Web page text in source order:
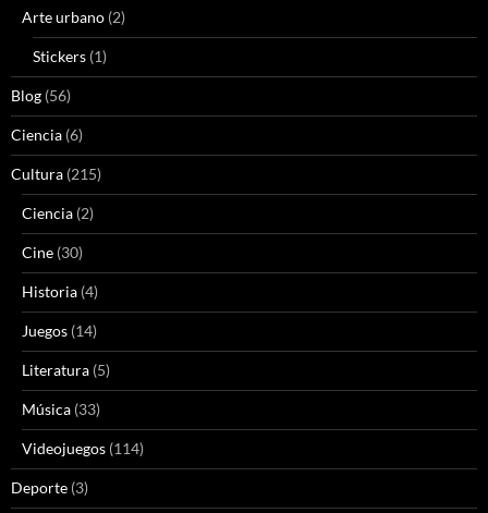
Arte urbano (2)
Stickers (1)
Blog (56)
Ciencia (6)
Cultura (215)
Ciencia (2)
Cine (30)
Historia (4)
Juegos (14)
Literatura (5)
Música (33)
Videojuegos (114)
Deporte (3)